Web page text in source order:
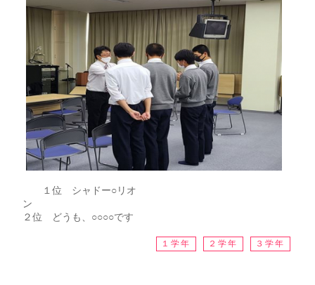
１位 シャドー○リオ
２位 どうも、○○○○です
１学年 ２学年 ３学年